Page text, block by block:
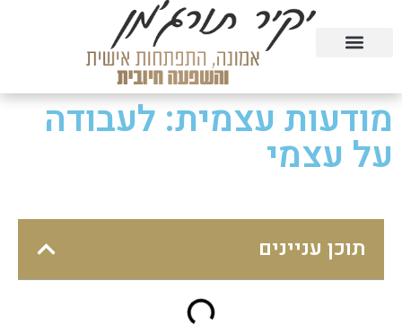
מודעות עצמית: לעבודה
על עצמי
תוכן עניינים